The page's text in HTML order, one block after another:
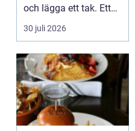
och lägga ett tak. Ett
timmerhus är ett lå...
30 juli 2026